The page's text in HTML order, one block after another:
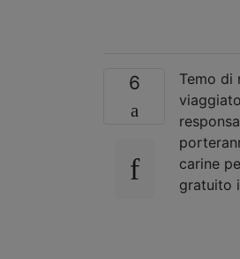
6
Temo di
carine
gratuito